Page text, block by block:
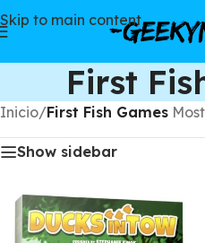
Skip to main content
First
Inicio/First Fish Games
Show sidebar